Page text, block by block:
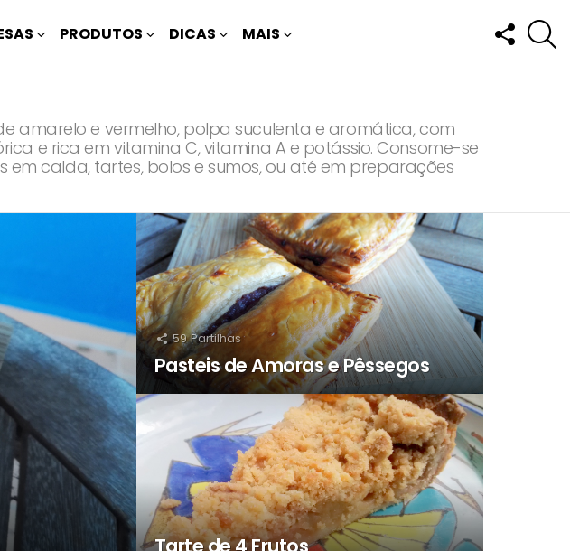
PRODUTOS DICAS MAIS
FOLLOW
US
amarelo e vermelho, polpa suculenta e aromática, com
e rica em vitamina C, vitamina A e potássio. Consome-se
calda, tartes, bolos e sumos, ou até em preparações
59 Partilhas
Pasteis de Amoras e Pêssegos